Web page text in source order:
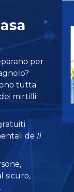
per
tutta:
mirtilli
de Il
sicuro,